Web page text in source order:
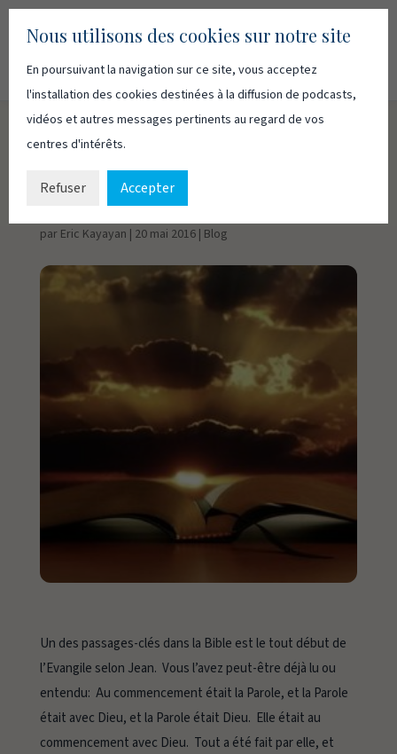
Au commencement
était la Parole
par Eric Kayayan | 20 mai 2016| Blog
Un des passages-clés dans la Bible est le tout début de
l’Evangile selon Jean. Vous l’avez peut-être déjà lu ou
entendu: Au commencement était la Parole, et la Parole
était avec Dieu, et la Parole était Dieu. Elle était au
commencement avec Dieu. Tout a été fait par elle, et
Nous utilisons des cookies sur notre site
En poursuivant la navigation sur ce site, vous acceptez
l'installation des cookies destinées à la diffusion de podcasts,
vidéos et autres messages pertinents au regard de vos
centres d'intérêts.
Refuser Accepter